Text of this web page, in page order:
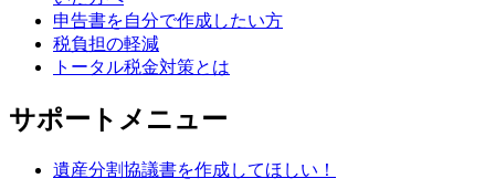
申告書を自分で作成したい方
税負担の軽減
トータル税金対策とは
サポートメニュー
遺産分割協議書を作成してほしい！